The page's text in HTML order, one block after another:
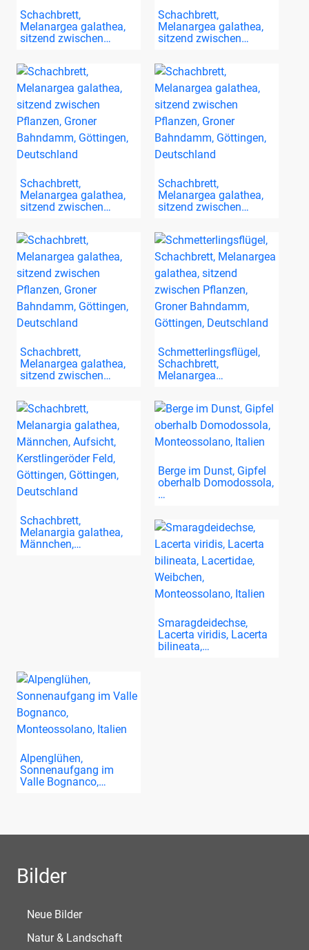
Schachbrett,
Melanargea galathea,
sitzend zwischen…
Schachbrett,
Melanargea galathea,
sitzend zwischen…
Schachbrett,
Melanargea galathea,
sitzend zwischen…
Schachbrett,
Melanargea galathea,
sitzend zwischen…
Schachbrett,
Melanargea galathea,
sitzend zwischen…
Schmetterlingsflügel,
Schachbrett,
Melanargea…
Schachbrett,
Melanargia galathea,
Männchen,…
Berge im Dunst, Gipfel
oberhalb Domodossola,
…
Smaragdeidechse,
Lacerta viridis, Lacerta
bilineata,…
Alpenglühen,
Sonnenaufgang im
Valle Bognanco,…
Bilder
Neue Bilder
Natur & Landschaft